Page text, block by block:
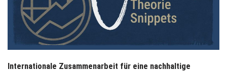
Internationale Zusammenarbeit für eine nachhaltige